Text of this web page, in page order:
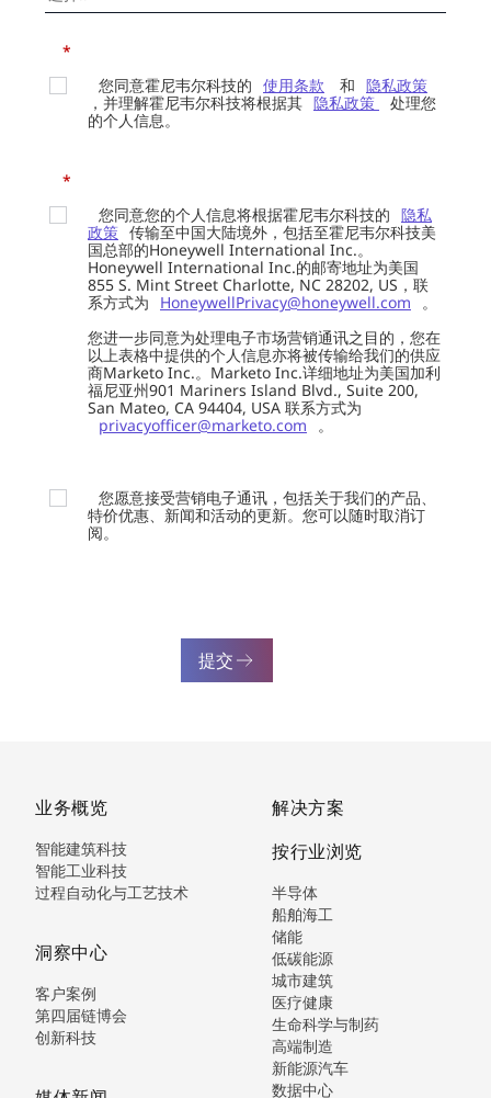
*
您同意霍尼韦尔科技的 使用条款 和 隐私政策
，并理解霍尼韦尔科技将根据其 隐私政策
处理您
的个人信息。
*
您同意您的个人信息将根据霍尼韦尔科技的 隐私
政策 传输至中国大陆境外，包括至霍尼韦尔科技美
国总部的Honeywell International Inc.。
Honeywell International Inc.的邮寄地址为美国
855 S. Mint Street Charlotte, NC 28202, US，联
系方式为
HoneywellPrivacy@honeywell.com
。
您进一步同意为处理电子市场营销通讯之目的，您在
以上表格中提供的个人信息亦将被传输给我们的供应
商Marketo Inc.。Marketo Inc.详细地址为美国加利
福尼亚州901 Mariners Island Blvd., Suite 200,
San Mateo, CA 94404, USA 联系方式为
privacyofficer@marketo.com
。
您愿意接受营销电子通讯，包括关于我们的产品、
特价优惠、新闻和活动的更新。您可以随时取消订
阅。
提交
业务概览
智能建筑科技
智能工业科技
过程自动化与工艺技术
洞察中心
客户案例
第四届链博会
创新科技
解决方案
按行业浏览
半导体
船舶海工
储能
低碳能源
城市建筑
医疗健康
生命科学与制药
高端制造
新能源汽车
数据中心